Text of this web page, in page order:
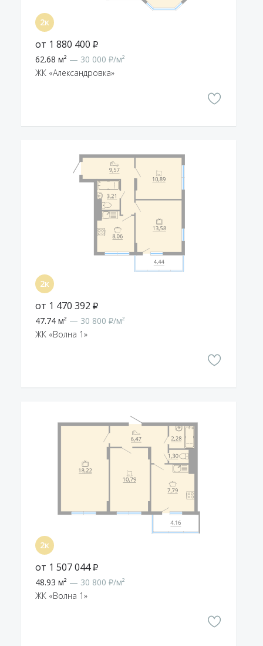
от 1 880 400 ₽
62.68 м² — 30 000 ₽/м²
ЖК «Александровка»
от 1 470 392 ₽
47.74 м² — 30 800 ₽/м²
ЖК «Волна 1»
от 1 507 044 ₽
48.93 м² — 30 800 ₽/м²
ЖК «Волна 1»